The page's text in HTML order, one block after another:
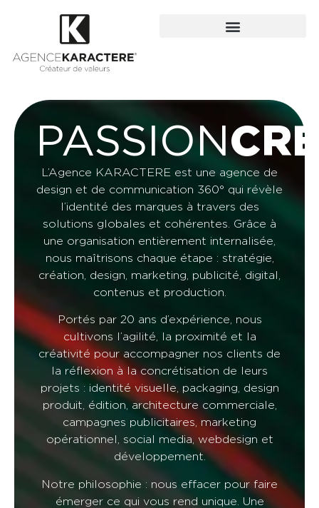
PASSION
L’Agence KARACTERE est une agence de
design et de communication 360° qui révèle
l’identité des marques à travers des
solutions globales et cohérentes. Grâce à
une organisation entièrement internalisée,
nous maîtrisons chaque étape : stratégie,
création, design, marketing, publicité, digital,
contenus et production.
Portés par 20 ans d’expérience, nous
cultivons l’agilité, la proximité et la
créativité pour accompagner nos clients de
la réflexion à la concrétisation de leurs
projets : identité visuelle, packaging, design
produit, édition, architecture commerciale,
campagnes publicitaires, marketing
opérationnel, social media, webdesign et
développement.
Notre philosophie : nous effacer pour faire
émerger ce qui vous rend unique. Une